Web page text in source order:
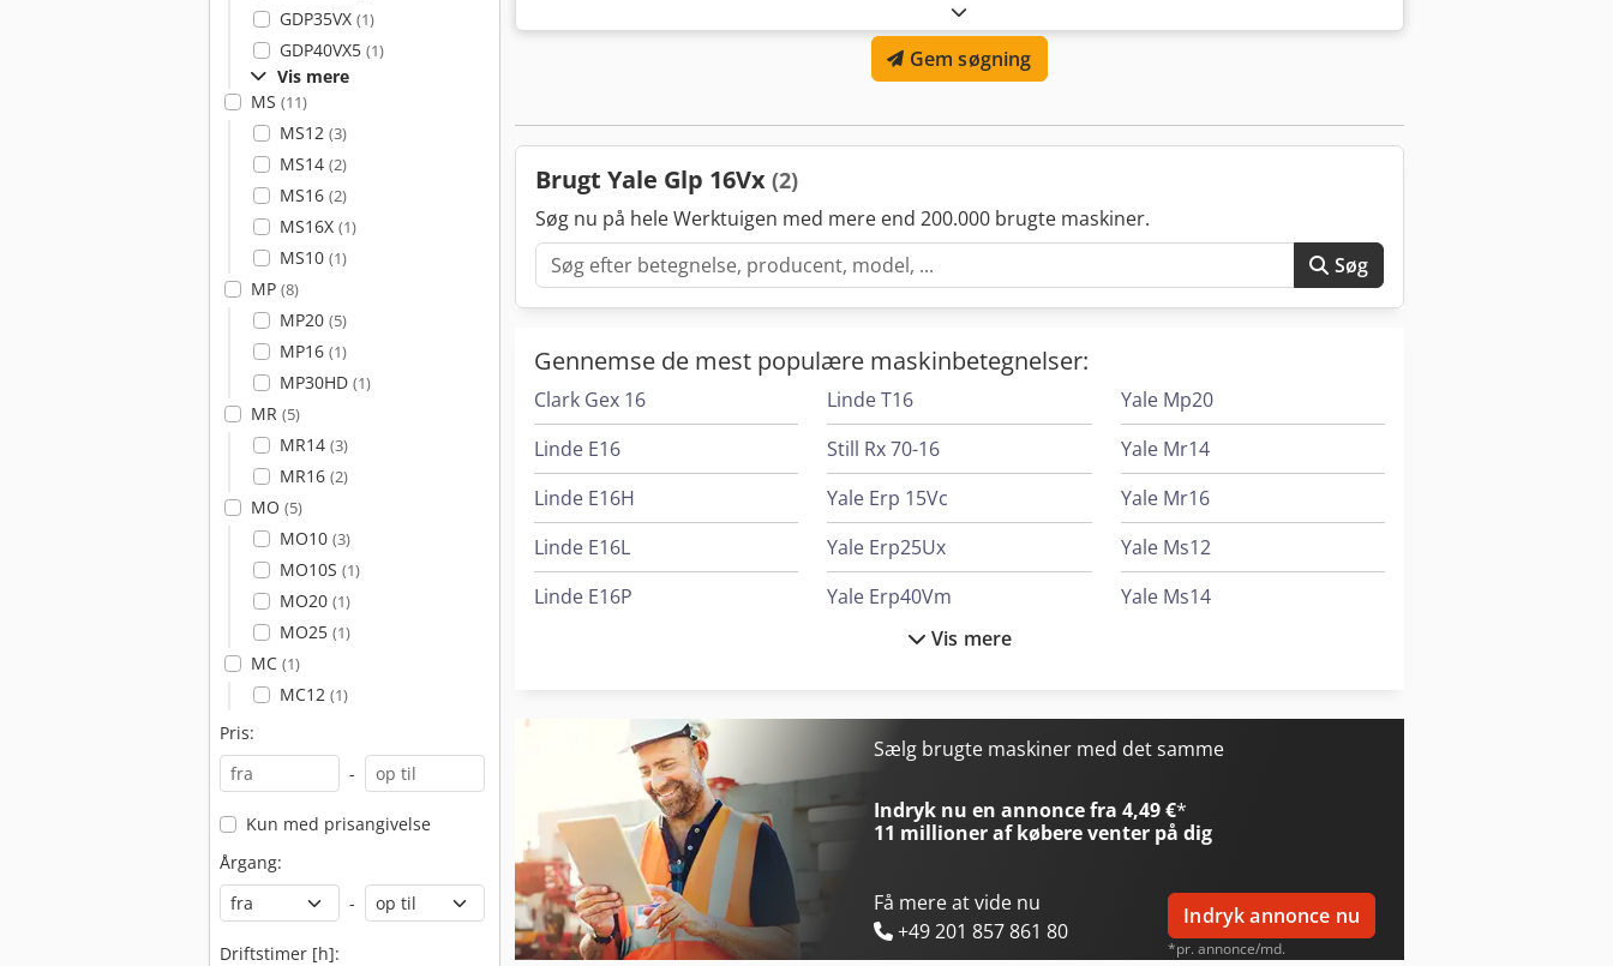
GDP35VX (1)
GDP40VX5 (1)
Vis mere
MS (11)
MS12 (3)
MS14 (2)
MS16 (2)
MS16X (1)
MS10 (1)
MP (8)
MP20 (5)
MP16 (1)
MP30HD (1)
MR (5)
MR14 (3)
MR16 (2)
MO (5)
MO10 (3)
MO10S (1)
MO20 (1)
MO25 (1)
MC (1)
MC12 (1)
Pris:
-
Kun med prisangivelse
Årgang:
-
Driftstimer [h]:
Gem søgning
Brugt Yale Glp 16Vx (2)
Søg nu på hele Werktuigen med mere end 200.000 brugte maskiner.
Søg
Gennemse de mest populære maskinbetegnelser:
Clark Gex 16
Linde E16
Linde E16H
Linde E16L
Linde E16P
Linde L16R
Linde T16
Still Rx 70-16
Yale Erp 15Vc
Yale Erp25Ux
Yale Erp40Vm
Yale Gdp 40Vx5
Yale Glp 35Vx
Yale Mp20
Yale Mr14
Yale Mr16
Yale Ms12
Yale Ms14
Vis mere
Sælg brugte maskiner med det samme
Indryk nu en annonce fra 4,49 €*
11 millioner af købereventer på dig
Få mere at vide nu
+49 201 857 861 80
Indryk annonce nu
*pr. annonce/md.